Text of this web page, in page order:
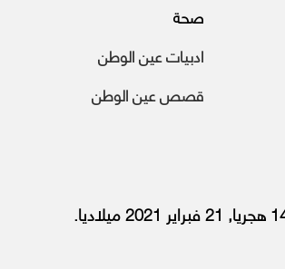
صحة
ادبيات عين الوطن
قصص عين الوطن